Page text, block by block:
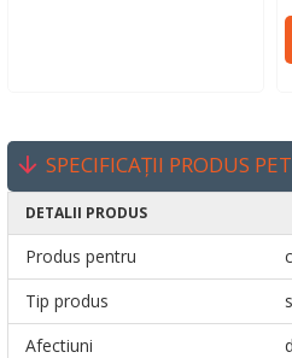
SPECIFICAȚII PRODUS
DETALII PRODUS
Produs pentru
Tip produs
Afectiuni